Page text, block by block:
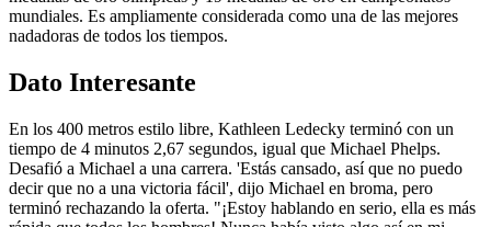
mundiales. Es ampliamente considerada como una de las mejores
nadadoras de todos los tiempos.
Dato Interesante
En los 400 metros estilo libre, Kathleen Ledecky terminó con un
tiempo de 4 minutos 2,67 segundos, igual que Michael Phelps.
Desafió a Michael a una carrera. 'Estás cansado, así que no puedo
decir que no a una victoria fácil', dijo Michael en broma, pero
terminó rechazando la oferta. "¡Estoy hablando en serio, ella es más